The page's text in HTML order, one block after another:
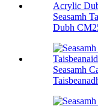
Seasamh
Dubh
Seasamh